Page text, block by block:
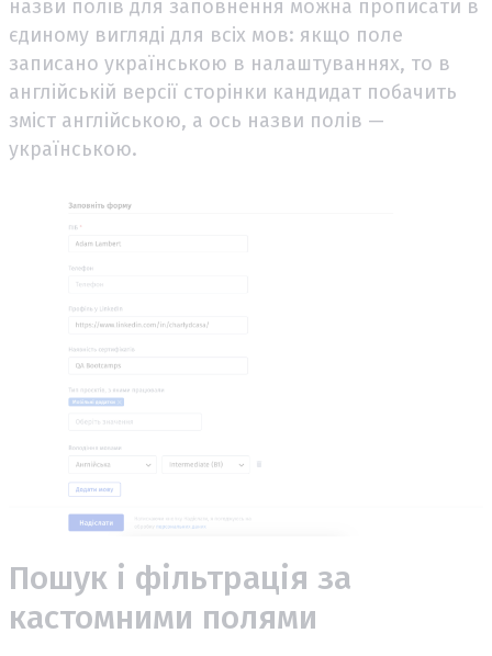
назви полів для заповнення можна прописати в
єдиному вигляді для всіх мов: якщо поле
записано українською в налаштуваннях, то в
англійській версії сторінки кандидат побачить
зміст англійською, а ось назви полів —
українською.
Пошук і фільтрація за
кастомними полями